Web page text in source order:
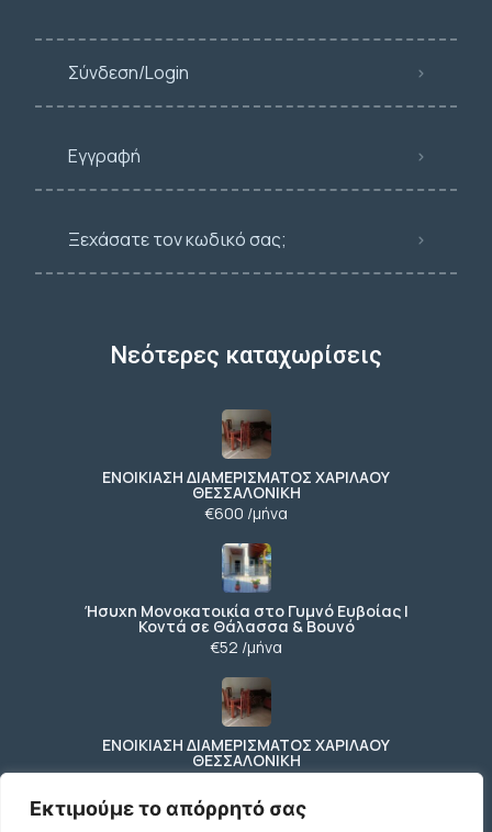
Εκτιμούμε το απόρρητό σας
Σύνδεση/Login
Εγγραφή
Ξεχάσατε τον κωδικό σας;
Νεότερες καταχωρίσεις
ΕΝΟΙΚΙΑΣΗ ΔΙΑΜΕΡΙΣΜΑΤΟΣ ΧΑΡΙΛΑΟΥ
ΘΕΣΣΑΛΟΝΙΚΗ
€600 /μήνα
Ήσυχη Μονοκατοικία στο Γυμνό Ευβοίας |
Κοντά σε Θάλασσα & Βουνό
€52 /μήνα
ΕΝΟΙΚΙΑΣΗ ΔΙΑΜΕΡΙΣΜΑΤΟΣ ΧΑΡΙΛΑΟΥ
ΘΕΣΣΑΛΟΝΙΚΗ